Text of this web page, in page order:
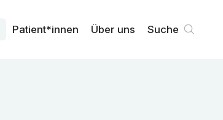
Patient*innen Über uns Suche